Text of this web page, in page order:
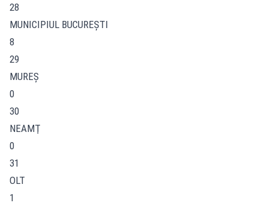
28
MUNICIPIUL BUCUREŞTI
8
29
MUREŞ
0
30
NEAMŢ
0
31
OLT
1